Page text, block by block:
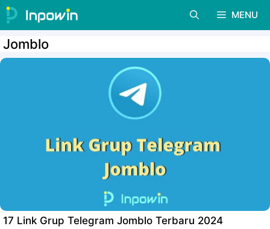
Langsung
ke
MENU
Jomblo
17 Link Grup Telegram Jomblo Terbaru 2024